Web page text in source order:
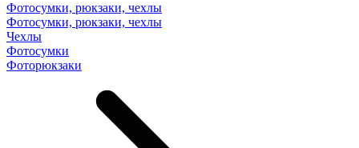
Фотосумки, рюкзаки, чехлы
Фотосумки, рюкзаки, чехлы
Чехлы
Фотосумки
Фоторюкзаки